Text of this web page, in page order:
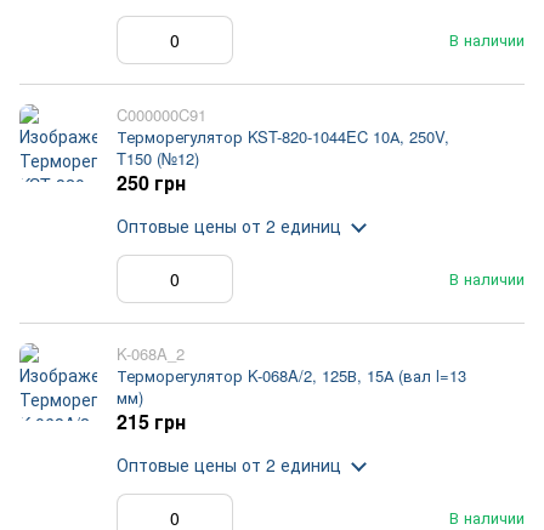
В наличии
C000000C91
Терморегулятор KST-820-1044EC 10А, 250V,
T150 (№12)
В наличии
250 грн
Оптовые цены от 2 единиц
K-068A_2
Терморегулятор K-068A/2, 125В, 15А (вал l=13
мм)
В наличии
215 грн
Оптовые цены от 2 единиц